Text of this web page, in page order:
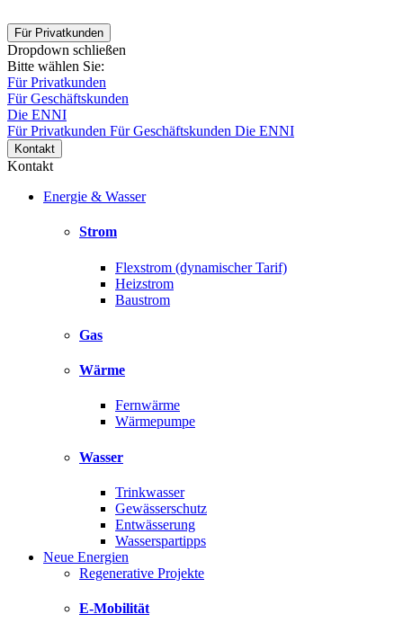
Für Privatkunden
Dropdown schließen
Bitte wählen Sie:
Für Privatkunden
Für Geschäftskunden
Die ENNI
Für Privatkunden Für Geschäftskunden Die ENNI
Kontakt
Kontakt
Energie & Wasser
Strom
Flexstrom (dynamischer Tarif)
Heizstrom
Baustrom
Gas
Wärme
Fernwärme
Wärmepumpe
Wasser
Trinkwasser
Gewässerschutz
Entwässerung
Wasserspartipps
Neue Energien
Regenerative Projekte
E-Mobilität